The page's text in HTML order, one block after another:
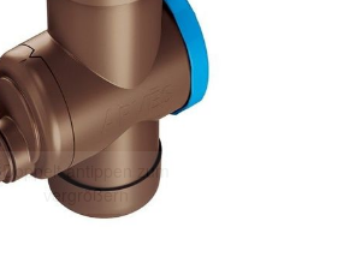
Doppelt antippen zum
vergrößern